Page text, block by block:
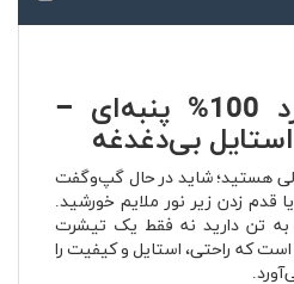
تیشرت یقه گرد 100% پنبه‌ای –
بی‌دغدغه
هستید؛ شاید در حال گپ‌وگفت
قدم زدن زیر نور ملایم خورشید.
به تن دارید نه فقط یک تیشرت
که راحتی، استایل و کیفیت را